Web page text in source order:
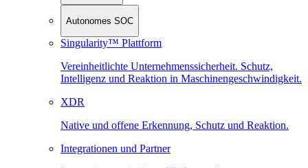
Autonomes SOC
Singularity™ Plattform
Vereinheitlichte Unternehmenssicherheit. Schutz,
Intelligenz und Reaktion in Maschinen­geschwindigkeit.
XDR
Native und offene Erkennung, Schutz und Reaktion.
Integrationen und Partner